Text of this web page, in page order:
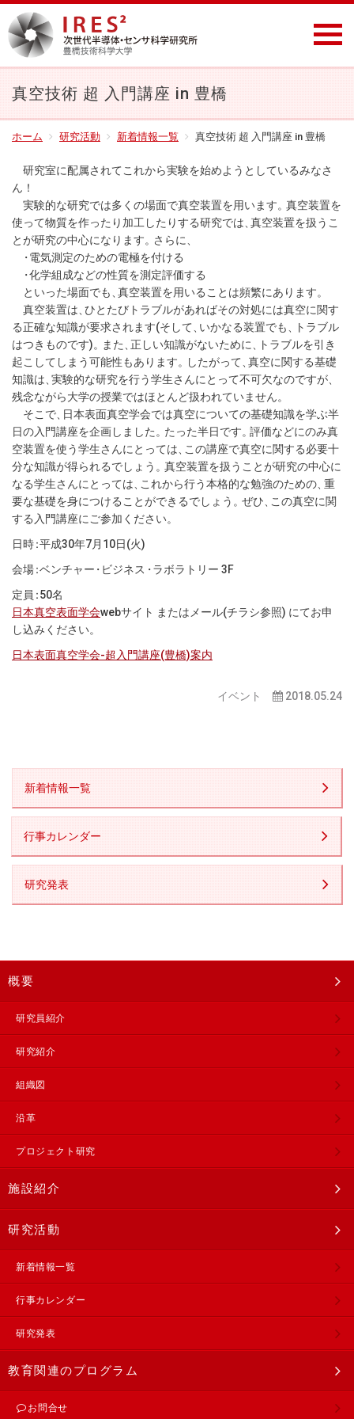
真空技術 超 入門講座 in 豊橋
ホーム 研究活動 新着情報一覧 真空技術 超 入門講座 in 豊橋
研究室に配属されてこれから実験を始めようとしているみなさ
ん！
実験的な研究では多くの場面で真空装置を用います。 真空装置を
使って物質を作ったり加工したりする研究では 、真空装置を扱うこ
とが研究の中心になります。 さらに
・電気測定のための電極を付ける
・化学組成などの性質を測定評価する
といった場面でも
、真空装置を用いることは頻繁にあります。
真空装置は 、ひとたびトラブルがあればその対処には真空に関す
る正確な知識が要求されます(そして
いかなる装置でも
トラブル
はつきものです)。 また 正しい知識がないために
トラブルを引き
起こしてしまう可能性もあります。 したがって
真空に関する基礎
知識は 、実験的な研究を行う学生さんにとって不可欠なのですが
残念ながら大学の授業ではほとんど扱われていません。
そこで
日本表面真空学会では真空についての基礎知識を学ぶ半
日の入門講座を企画しました 。 たった半日です。 評価などにのみ真
空装置を使う学生さんにとっては
この講座で真空に関する必要十
分な知識が得られるでしょう 。 真空装置を扱うことが研究の中心に
なる学生さんにとっては
これから行う本格的な勉強のための 重
要な基礎を身につけることができるでしょう 。 ぜひ
この真空に関
する入門講座にご参加ください。
日時：平成30年7月10日(火)
会場：ベンチャー・ ビジネス・ラボラトリー 3F
定員：50名
日本真空表面学会webサイト またはメール(チラシ参照) にてお申
し込みください。
日本表面真空学会-超入門講座(豊橋)案内
イベント 2018.05.24
新着情報一覧
行事カレンダー
研究発表
概要
研究員紹介
研究紹介
組織図
沿革
プロジェクト研究
施設紹介
研究活動
新着情報一覧
行事カレンダー
研究発表
教育関連のプログラム
お問合せ